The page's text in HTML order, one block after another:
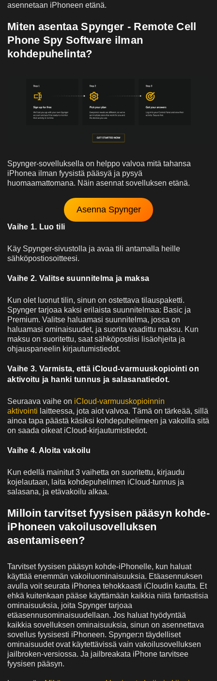
asennetaan iPhoneen etänä.
Miten asentaa Spynger - Remote Cell
Phone Spy Software ilman
kohdepuhelinta?
Spynger-sovelluksella on helppo valvoa mitä tahansa
iPhonea ilman fyysistä pääsyä ja pysyä
huomaamattomana. Näin asennat sovelluksen etänä.
Asenna Spynger
Vaihe 1. Luo tili
Käy Spynger-sivustolla ja avaa tili antamalla heille
sähköpostiosoitteesi.
Vaihe 2. Valitse suunnitelma ja maksa
Kun olet luonut tilin, sinun on ostettava tilauspaketti.
Spynger tarjoaa kaksi erilaista suunnitelmaa: Basic ja
Premium. Valitse haluamasi suunnitelma, jossa on
haluamasi ominaisuudet, ja suorita vaadittu maksu. Kun
maksu on suoritettu, saat sähköpostiisi lisäohjeita ja
ohjauspaneelin kirjautumistiedot.
Vaihe 3. Varmista, että iCloud-varmuuskopiointi on
aktivoitu ja hanki tunnus ja salasanatiedot.
Seuraava vaihe on iCloud-varmuuskopioinnin
aktivointi laitteessa, jota aiot valvoa. Tämä on tärkeää, sillä
ainoa tapa päästä käsiksi kohdepuhelimeen ja vakoilla sitä
on saada oikeat iCloud-kirjautumistiedot.
Vaihe 4. Aloita vakoilu
Kun edellä mainitut 3 vaihetta on suoritettu, kirjaudu
kojelautaan, laita kohdepuhelimen iCloud-tunnus ja
salasana, ja etävakoilu alkaa.
Milloin tarvitset fyysisen pääsyn kohde-
iPhoneen vakoilusovelluksen
asentamiseen?
Tarvitset fyysisen pääsyn kohde-iPhonelle, kun haluat
käyttää enemmän vakoiluominaisuuksia. Etäasennuksen
avulla voit seurata iPhonea tehokkaasti iCloudin kautta. Et
ehkä kuitenkaan pääse käyttämään kaikkia niitä fantastisia
ominaisuuksia, joita Spynger tarjoaa
etäasennusominaisuudellaan. Jos haluat hyödyntää
kaikkia sovelluksen ominaisuuksia, sinun on asennettava
sovellus fyysisesti iPhoneen. Spynger:n täydelliset
ominaisuudet ovat käytettävissä vain vakoilusovelluksen
jailbroken-versiossa. Ja jailbreakata iPhone tarvitsee
fyysisen pääsyn.